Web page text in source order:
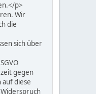
p>
Wir
die
sich über
gegen
diese